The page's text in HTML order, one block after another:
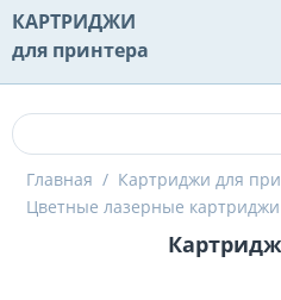
КАРТРИДЖИ
для принтера
Главная / Картриджи для
Цветные лазерные картриджи
Картридж